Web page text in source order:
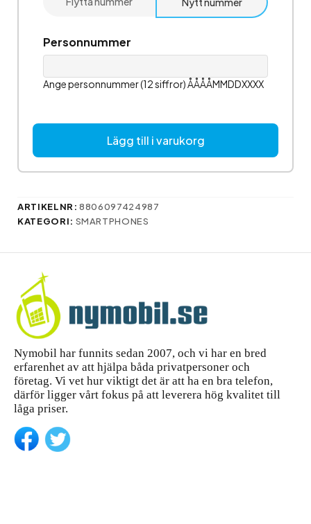
Personnummer
Ange personnummer (12 siffror) ÅÅÅÅMMDDXXXX
Lägg till i varukorg
ARTIKELNR:8806097424987
KATEGORI: SMARTPHONES
Nymobil har funnits sedan 2007, och vi har en bred
erfarenhet av att hjälpa båda privatpersoner och
företag. Vi vet hur viktigt det är att ha en bra telefon,
därför ligger vårt fokus på att leverera hög kvalitet till
låga priser.